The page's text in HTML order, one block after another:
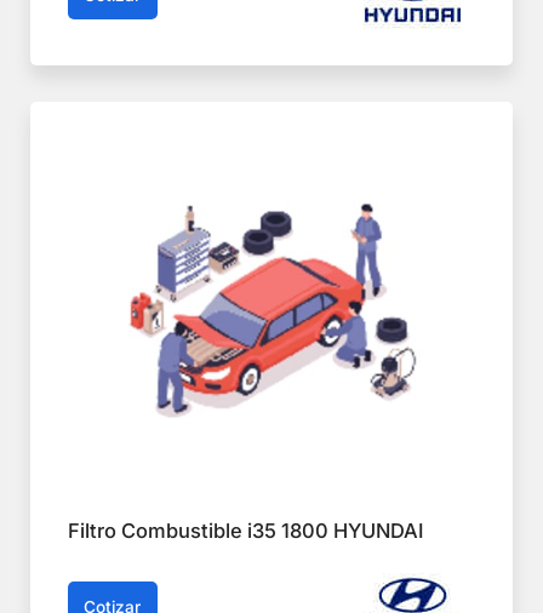
Filtro Combustible i35 1800 HYUNDAI
Cotizar